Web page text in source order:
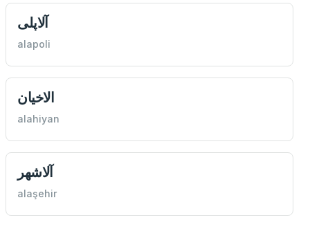
آلاپلی
alapoli
الاخيان
alahiyan
آلاشهر
alaşehir